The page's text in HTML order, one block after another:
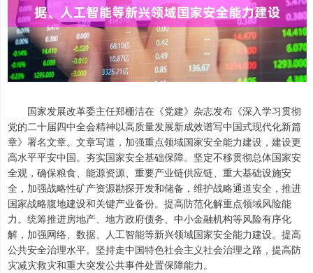
国家发展改革委主任郑栅洁在《党建》杂志发布《深入学习贯彻
党的二十届四中全会精神以高质量发展新成效谱写中国式现代化新篇
章》署名文章。文章写道，加强重点领域国家安全能力建设，建设更
高水平平安中国。夯实国家安全基础保障。坚定不移贯彻总体国家安
全观，确保粮食、能源资源、重要产业链供应链、重大基础设施安
全，加强战略性矿产资源勘探开发和储备，维护战略通道安全，推进
国家战略腹地建设和关键产业备份。提高防范化解重点领域风险能
力。统筹推进房地产、地方政府债务、中小金融机构等风险有序化
解，加强网络、数据、人工智能等新兴领域国家安全能力建设。提高
公共安全治理水平。坚持走中国特色社会主义社会治理之路，提高防
灾减灾救灾和重大突发公共事件处置保障能力。